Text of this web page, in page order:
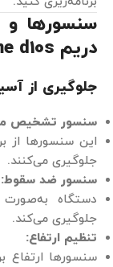
سنسورها و
دریم Dreame d10s
جلوگیری از
سنسور تشخیص
این سنسورها از
جلوگیری می‌کنند.
سنسور ضد سقوط:
دستگاه به‌صورت
جلوگیری می‌کند.
تنظیم ارتفاع:
سنسورها